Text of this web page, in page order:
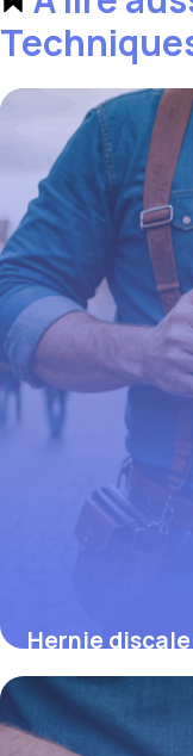
Hernie
solutions
16 octobre 2025